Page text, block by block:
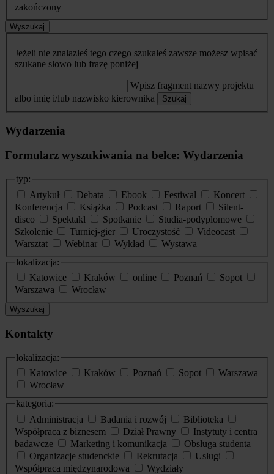
zakończony
Wyszukaj
Jeżeli nie znalazłeś tego czego szukałeś zawsze możesz wpisać
szukane słowo lub frazę poniżej
Wpisz fragment nazwy projektu
albo imię i/lub nazwisko kierownika
Szukaj
Wydarzenia
Formularz wyszukiwania na belce: Wydarzenia
typ:
Artykuł
Debata Ebook Festiwal
Koncert
Konferencja
Książka Podcast Raport
Silent-
disco
Spektakl Spotkanie
Studia-podyplomowe
Szkolenie
Turniej-gier Uroczystość
Videocast
Warsztat
Webinar Wykład
Wystawa
lokalizacja:
Katowice
Kraków online Poznań
Sopot
Warszawa
Wrocław
Wyszukaj
Kontakty
lokalizacja:
Katowice
Kraków Poznań Sopot
Warszawa
Wrocław
kategoria:
Administracja
Badania i rozwój
Biblioteka
Współpraca z biznesem
Dział Prawny
Instytuty i centra
badawcze
Marketing i komunikacja
Obsługa studenta
Organizacje studenckie
Rekrutacja
Usługi
Współpraca międzynarodowa
Wydziały